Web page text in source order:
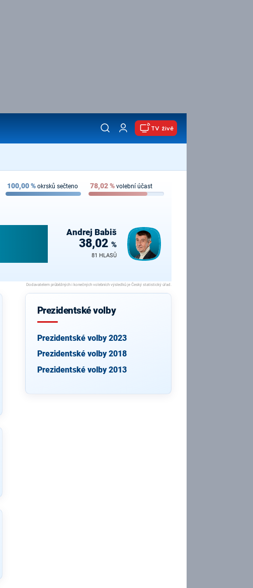
TV živě
100,00% okrsků sečteno 78,02% volební účast
Andrej Babiš
38,02%
81 HLASŮ
Prezidentské volby
Prezidentské volby 2023
Prezidentské volby 2018
Prezidentské volby 2013